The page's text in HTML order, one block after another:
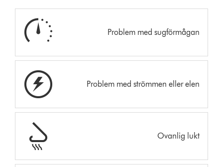
Problem med sugförmågan
Problem med strömmen eller elen
Ovanlig lukt